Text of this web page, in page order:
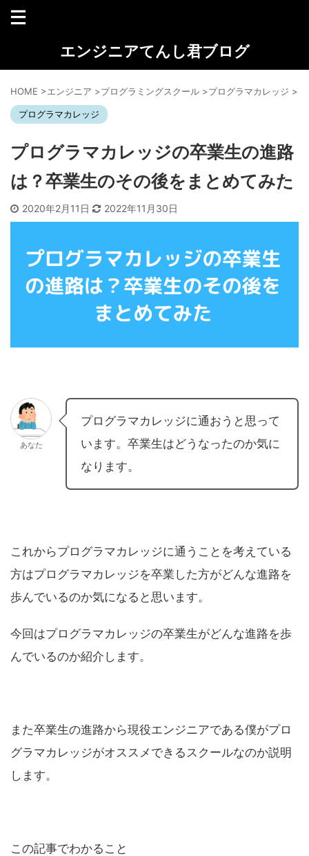
エンジニアてんし君ブログ
HOME >エンジニア >プログラミングスクール >プログラマカレッジ >
プログラマカレッジ
プログラマカレッジの卒業生の進路
は？卒業生のその後をまとめてみた
2020年2月11日 2022年11月30日
あなた
プログラマカレッジに通おうと思って
います。卒業生はどうなったのか気に
なります。
これからプログラマカレッジに通うことを考えている
方はプログラマカレッジを卒業した方がどんな進路を
歩んでいるのか気になると思います。
今回はプログラマカレッジの卒業生がどんな進路を歩
んでいるのか紹介します。
また卒業生の進路から現役エンジニアである僕がプロ
グラマカレッジがオススメできるスクールなのか説明
します。
この記事でわかること